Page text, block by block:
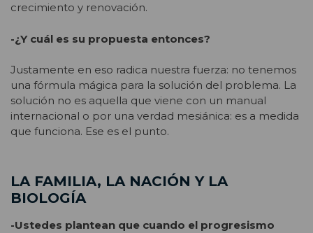
crecimiento y renovación.
-¿Y cuál es su propuesta entonces?
Justamente en eso radica nuestra fuerza: no tenemos
una fórmula mágica para la solución del problema. La
solución no es aquella que viene con un manual
internacional o por una verdad mesiánica: es a medida
que funciona. Ese es el punto.
LA FAMILIA, LA NACIÓN Y LA
BIOLOGÍA
-Ustedes plantean que cuando el progresismo